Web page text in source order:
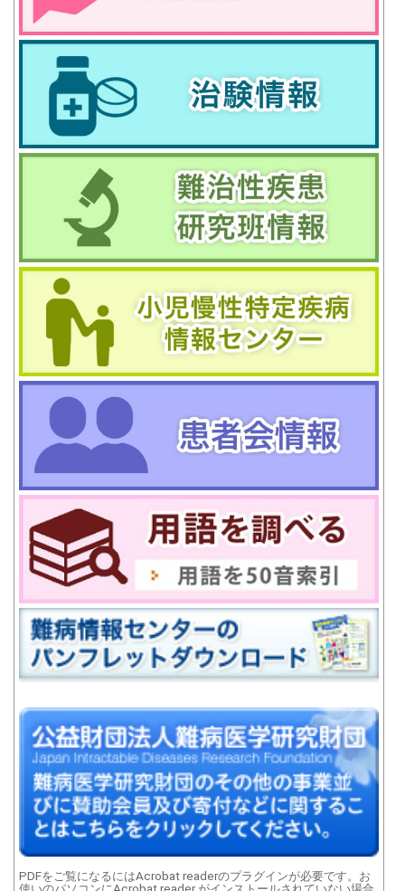
PDFをご覧になるにはAcrobat readerのプラグインが必要です。お